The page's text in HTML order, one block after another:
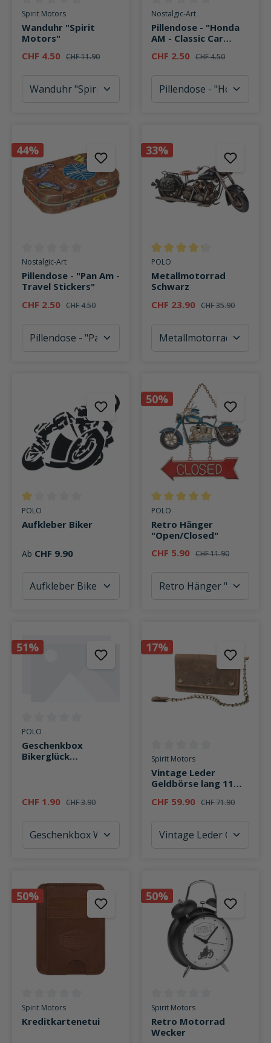
Durchschnittliche Bewertung von 0 von 5 Sternen
Spirit Motors
Wanduhr "Spirit
Motors"
CHF 4.50 CHF 11.90
Durchschnittliche Bewertung
Nostalgic-Art
Pillendose - "Honda
AM - Classic Car
CHF 2.50 CHF 4.50
44%
Durchschnittliche Bewertung von 0 von 5 Sternen
Nostalgic-Art
Pillendose - "Pan Am -
Travel Stickers"
CHF 2.50 CHF 4.50
33%
Durchschnittliche Bewertung
POLO
Metallmotorrad
Schwarz
CHF 23.90 CHF 35.90
Durchschnittliche Bewertung von 1 von 5 Sternen
POLO
Aufkleber Biker
Ab CHF 9.90
50%
Durchschnittliche Bewertung
POLO
Retro Hänger
"Open/Closed"
CHF 5.90 CHF 11.90
51%
Durchschnittliche Bewertung von 0 von 5 Sternen
POLO
Geschenkbox
Bikerglück
CHF 1.90 CHF 3.90
17%
Durchschnittliche Bewertung
Spirit Motors
Vintage Leder
Geldbörse lang 11
CHF 59.90 CHF 71.90
50%
Durchschnittliche Bewertung von 0 von 5 Sternen
Spirit Motors
Kreditkartenetui
50%
Durchschnittliche Bewertung
Spirit Motors
Retro Motorrad
Wecker